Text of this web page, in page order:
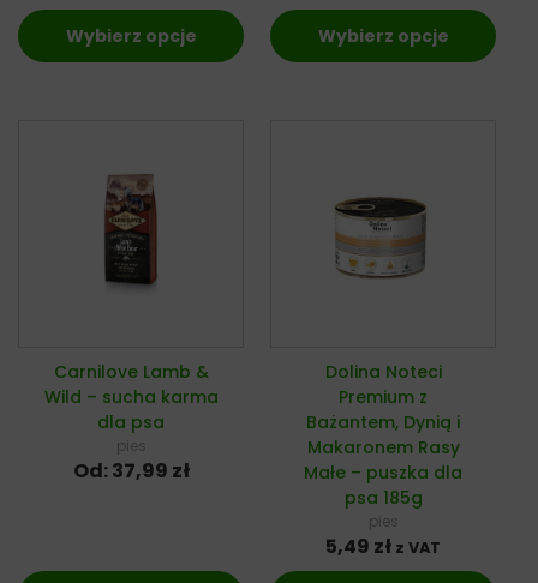
Wybierz opcje Wybierz opcje
Carnilove Lamb &
Wild – sucha karma
dla psa
pies
Od:37,99 zł
Dolina Noteci
Premium z
Bażantem, Dynią i
Makaronem Rasy
Małe – puszka dla
psa 185g
pies
5,49 zł z VAT